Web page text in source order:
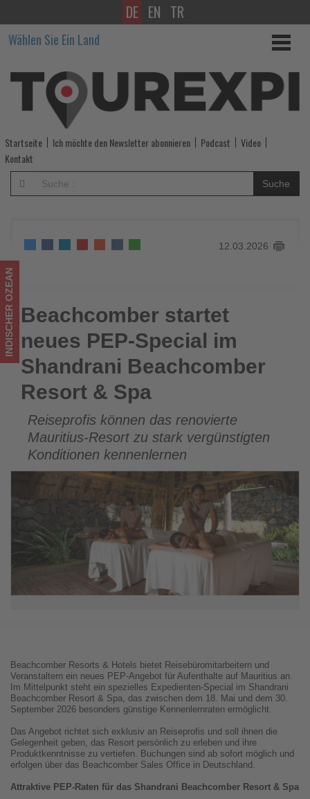
Beachcomber
startet
neues
PEP-
Special
im
Shandrani
Resort
&
Spa
-
Wissen,
was
im
Tourismus
los
DE EN TR
Wählen Sie Ein Land
Startseite Ich möchte den Newsletter abonnieren Podcast
Video
Kontakt
Suche
12.03.2026
Beachcomber startet neues PEP-Special im Shandrani
Beachcomber Resort & Spa
INDISCHER OZEAN Beachcomber startet
neues PEP-Special im
Shandrani Beachcomber
Resort & Spa
Reiseprofis können das renovierte
Mauritius-Resort zu stark vergünstigten
Konditionen kennenlernen
Beachcomber Resorts & Hotels bietet Reisebüromitarbeitern und
Veranstaltern ein neues PEP-Angebot für Aufenthalte auf Mauritius an.
Im Mittelpunkt steht ein spezielles Expedienten-Special im Shandrani
Beachcomber Resort & Spa, das zwischen dem 18. Mai und dem 30.
September 2026 besonders günstige Kennenlernraten ermöglicht.
Das Angebot richtet sich exklusiv an Reiseprofis und soll ihnen die
Gelegenheit geben, das Resort persönlich zu erleben und ihre
Produktkenntnisse zu vertiefen. Buchungen sind ab sofort möglich und
erfolgen über das Beachcomber Sales Office in Deutschland.
Attraktive PEP-Raten für das Shandrani Beachcomber Resort & Spa